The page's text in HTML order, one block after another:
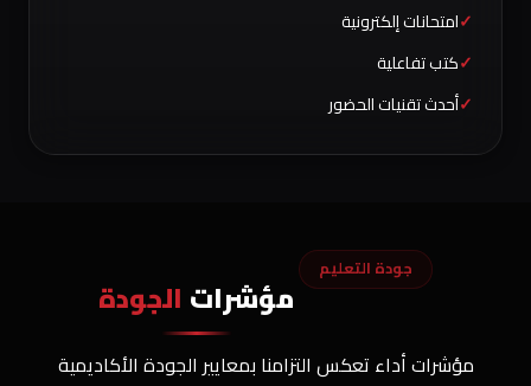
امتحانات إلكترونية
كتب تفاعلية
أحدث تقنيات الحضور
جودة التعليم
مؤشرات الجودة
مؤشرات أداء تعكس التزامنا بمعايير الجودة الأكاديمية